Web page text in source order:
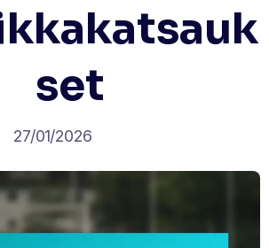
set
27/01/2026